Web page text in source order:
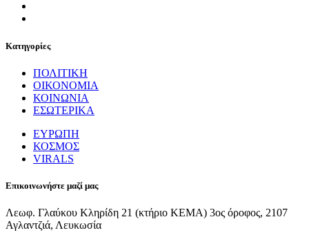
Κατηγορίες
ΠΟΛΙΤΙΚΗ
ΟΙΚΟΝΟΜΙΑ
ΚΟΙΝΩΝΙΑ
ΕΣΩΤΕΡΙΚΑ
ΕΥΡΩΠΗ
ΚΟΣΜΟΣ
VIRALS
Επικοινωνήστε μαζί μας
Λεωφ. Γλαύκου Κληρίδη 21 (κτήριο ΚΕΜΑ) 3ος όροφος, 2107
Αγλαντζιά, Λευκωσία